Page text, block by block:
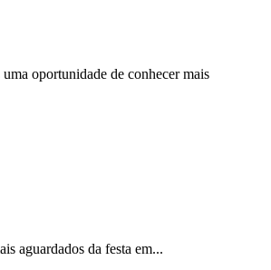
oportunidade de conhecer mais
aguardados da festa em...